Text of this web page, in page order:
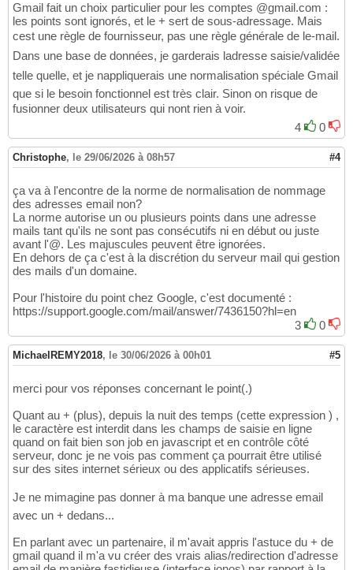
Gmail fait un choix particulier pour les comptes @gmail.com :
les points sont ignorés, et le + sert de sous-adressage. Mais
cest une règle de fournisseur, pas une règle générale de le-mail.
Dans une base de données, je garderais ladresse saisie/validée
telle quelle, et je nappliquerais une normalisation spéciale Gmail
que si le besoin fonctionnel est très clair. Sinon on risque de
fusionner deux utilisateurs qui nont rien à voir.
4
0
Christophe, le 29/06/2026 à 08h57 #4
ça va à l'encontre de la norme de normalisation de nommage
des adresses email non?
La norme autorise un ou plusieurs points dans une adresse
mails tant qu'ils ne sont pas consécutifs ni en début ou juste
avant l'@. Les majuscules peuvent être ignorées.
En dehors de ça c'est à la discrétion du serveur mail qui gestion
des mails d'un domaine.
Pour l'histoire du point chez Google, c'est documenté :
https://support.google.com/mail/answer/7436150?hl=en
3
0
MichaelREMY2018, le 30/06/2026 à 00h01 #5
merci pour vos réponses concernant le point(.)
Quant au + (plus), depuis la nuit des temps (cette expression ) ,
le caractère est interdit dans les champs de saisie en ligne
quand on fait bien son job en javascript et en contrôle côté
serveur, donc je ne vois pas comment ça pourrait être utilisé
sur des sites internet sérieux ou des applicatifs sérieuses.
Je ne mimagine pas donner à ma banque une adresse email
avec un + dedans...
En parlant avec un partenaire, il m'avait appris l'astuce du + de
gmail quand il m'a vu créer des vrais alias/redirection d'adresse